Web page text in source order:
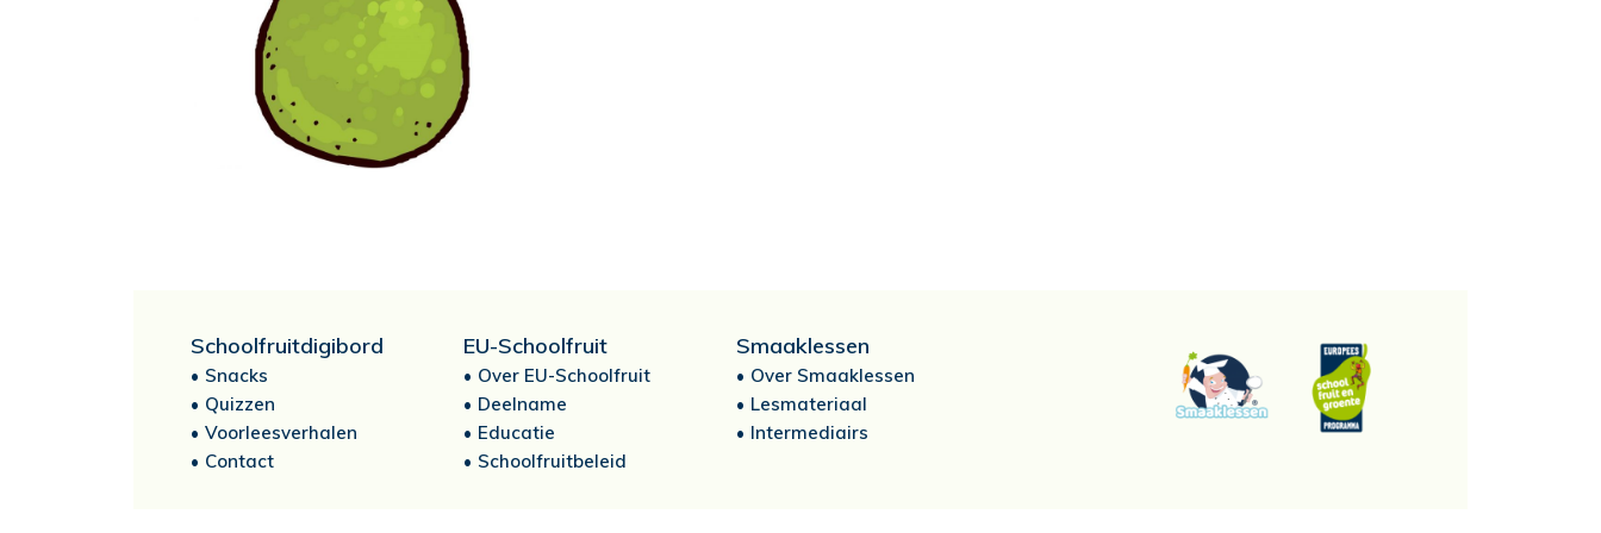
Schoolfruitdigibord
Snacks
Quizzen
Voorleesverhalen
Contact
EU-Schoolfruit
Over EU-Schoolfruit
Deelname
Educatie
Schoolfruitbeleid
Smaaklessen
Over Smaaklessen
Lesmateriaal
Intermediairs